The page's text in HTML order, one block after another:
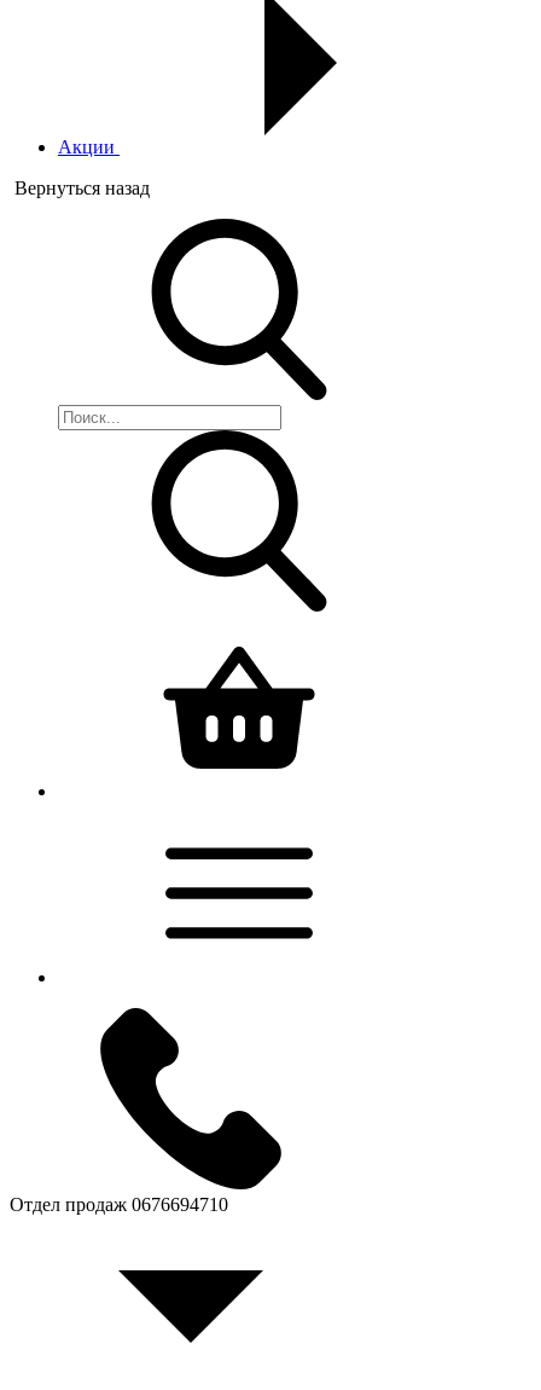
Акции
Вернуться назад
Отдел продаж 0676694710